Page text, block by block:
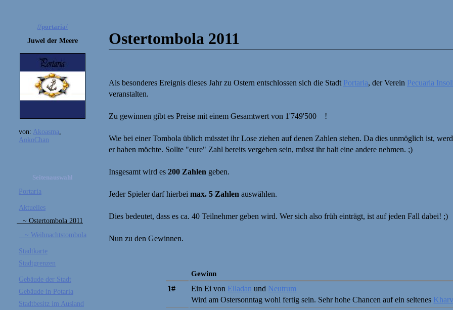
//portaria/
Juwel der Meere
von: Akoasma,
AokoChan
Seitenauswahl
Portaria
Aktuelles
~ Ostertombola 2011
~ Weihnachtstombola
Stadtkarte
Stadtgrenzen
Gebäude der Stadt
Gebäude in Potaria
Stadtbesitz im Ausland
Ostertombola 2011
Als besonderes Ereignis dieses Jahr zu Ostern entschlossen sich die Stadt Portaria, der Verein Pecuaria
veranstalten.
Zu gewinnen gibt es Preise mit einem Gesamtwert von 1'749'500 !
Wie bei einer Tombola üblich müsstet ihr Lose ziehen auf denen Zahlen stehen. Da dies unmöglich ist,
er haben möchte. Sollte "eure" Zahl bereits vergeben sein, müsst ihr halt eine andere nehmen. ;)
Insgesamt wird es 200 Zahlen geben.
Jeder Spieler darf hierbei max. 5 Zahlen auswählen.
Dies bedeutet, dass es ca. 40 Teilnehmer geben wird. Wer sich also früh einträgt, ist auf jeden Fall dabei! ;)
Nun zu den Gewinnen.
Gewinn
1# Ein Ei von Elladan und Neutrum
Wird am Ostersonntag wohl fertig sein. Sehr hohe Chancen auf ein seltenes Kharv